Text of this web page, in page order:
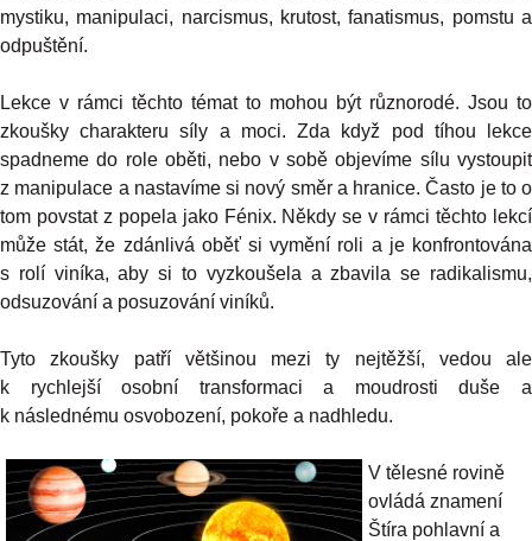
mystiku, manipulaci, narcismus, krutost, fanatismus, pomstu a
odpuštění.
Lekce v rámci těchto témat to mohou být různorodé. Jsou to
zkoušky charakteru síly a moci. Zda když pod tíhou lekce
spadneme do role oběti, nebo v sobě objevíme sílu vystoupit
z manipulace a nastavíme si nový směr a hranice. Často je to o
tom povstat z popela jako Fénix. Někdy se v rámci těchto lekcí
může stát, že zdánlivá oběť si vymění roli a je konfrontována
s rolí viníka, aby si to vyzkoušela a zbavila se radikalismu,
odsuzování a posuzování viníků.
Tyto zkoušky patří většinou mezi ty nejtěžší, vedou ale
k rychlejší osobní transformaci a moudrosti duše a
k následnému osvobození, pokoře a nadhledu.
V tělesné rovině
ovládá znamení
Štíra pohlavní a